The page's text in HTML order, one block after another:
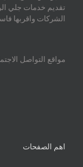
تقديم خدمات جلي
الشركات واقربها
مواقع التواصل
اهم الصفحات